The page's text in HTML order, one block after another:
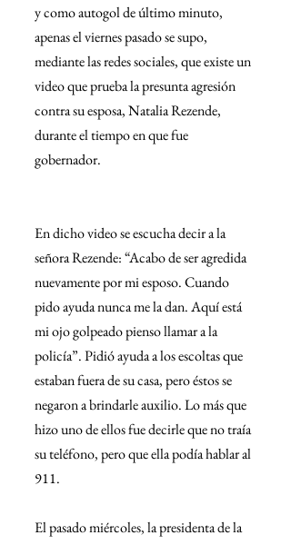
y como autogol de último minuto,
apenas el viernes pasado se supo,
mediante las redes sociales, que existe un
video que prueba la presunta agresión
contra su esposa, Natalia Rezende,
durante el tiempo en que fue
gobernador.
En dicho video se escucha decir a la
señora Rezende: “Acabo de ser agredida
nuevamente por mi esposo. Cuando
pido ayuda nunca me la dan. Aquí está
mi ojo golpeado pienso llamar a la
policía”. Pidió ayuda a los escoltas que
estaban fuera de su casa, pero éstos se
negaron a brindarle auxilio. Lo más que
hizo uno de ellos fue decirle que no traía
su teléfono, pero que ella podía hablar al
911.
El pasado miércoles, la presidenta de la